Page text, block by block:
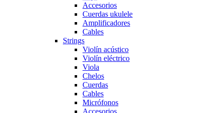
Accesorios
Cuerdas ukulele
Amplificadores
Cables
Strings
Violín acústico
Violín eléctrico
Viola
Chelos
Cuerdas
Cables
Micrófonos
Accesorios